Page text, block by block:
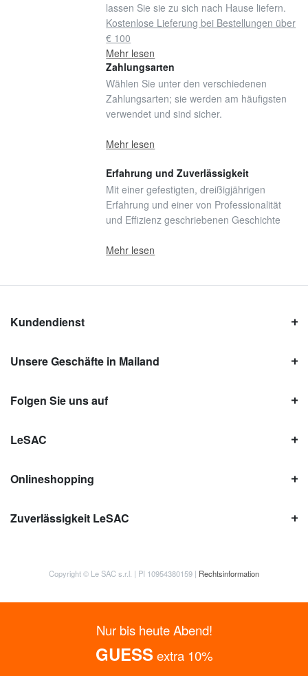
lassen Sie sie zu sich nach Hause liefern.
Kostenlose Lieferung bei Bestellungen über
€ 100
Mehr lesen
Zahlungsarten
Wählen Sie unter den verschiedenen
Zahlungsarten; sie werden am häufigsten
verwendet und sind sicher.
Mehr lesen
Erfahrung und Zuverlässigkeit
Mit einer gefestigten, dreißigjährigen
Erfahrung und einer von Professionalität
und Effizienz geschriebenen Geschichte
Mehr lesen
Kundendienst
Unsere Geschäfte in Mailand
Folgen Sie uns auf
LeSAC
Onlineshopping
Zuverlässigkeit LeSAC
Copyright © Le SAC s.r.l. | PI 10954380159 | Rechtsinformation
Nur bis heute Abend!
GUESSextra 10%